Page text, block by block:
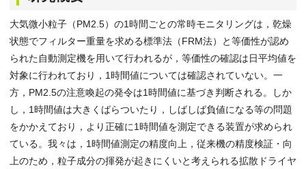
大気微小粒子（PM2.5）の1時間ごとの常時モニタリングは，乾燥
状態でフィルター重量を求める標準法（FRM法）と等価性が認め
られた自動測定機を用いて行われるが，等価性の確認は日平均値を
対象に行われており，1時間値については確認されていない。一
方，PM2.5の注意喚起の発令は1時間値に基づき判断される。しか
し，1時間値は大きくばらついたり，しばしば負値になる等の問題
をかかえており，より正確に1時間値を測定できる装置が求められ
ている。我々は，1時間値測定の精度向上，従来機の精度検証・向
上のため，粒子成分の揮発が起きにくいと考えられる拡散ドライヤ